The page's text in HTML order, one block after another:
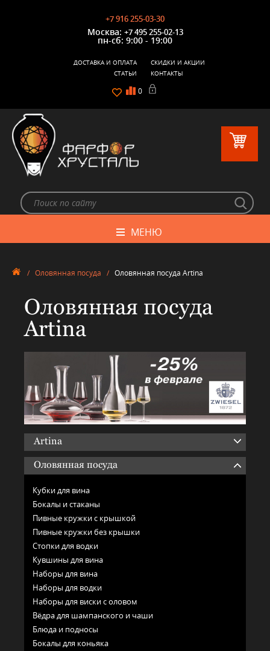
+7 916 255-03-30
Москва: +7 495 255-02-13
пн-сб: 9:00 - 19:00
0
ДОСТАВКА И ОПЛАТА
СКИДКИ И АКЦИИ
СТАТЬИ
КОНТАКТЫ
МЕНЮ
/ Оловянная посуда / Оловянная посуда Artina
Оловянная посуда
Artina
Artina
Оловянная посуда
Кубки для вина
Бокалы и стаканы
Пивные кружки с крышкой
Пивные кружки без крышки
Стопки для водки
Кувшины для вина
Наборы для вина
Наборы для водки
Наборы для виски с оловом
Вёдра для шампанского и чаши
Блюда и подносы
Бокалы для коньяка